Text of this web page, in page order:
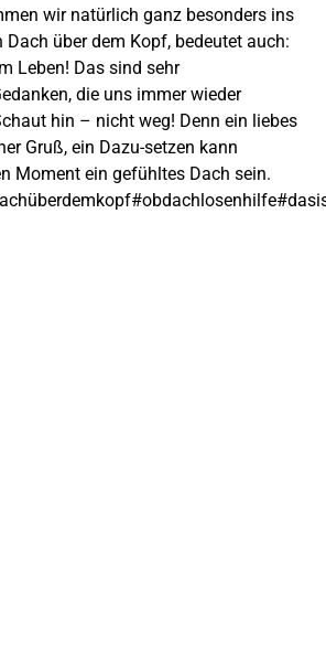
wir natürlich ganz besonders ins
Dach über dem Kopf, bedeutet auch:
Leben! Das sind sehr
die uns immer wieder
hin – nicht weg! Denn ein liebes
Gruß, ein Dazu-setzen kann
Moment ein gefühltes Dach sein.
#obdachlosenhilfe